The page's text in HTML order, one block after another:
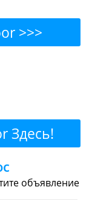
>>>
или
Пиво
Здесь!
объявление